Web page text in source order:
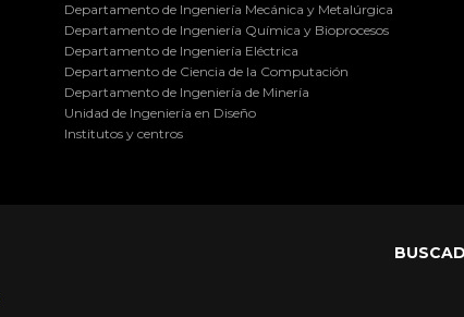
Departamento de Ingeniería Mecánica y Metalúrgica
Departamento de Ingeniería Química y Bioprocesos
Departamento de Ingeniería Eléctrica
Departamento de Ciencia de la Computación
Departamento de Ingeniería de Minería
Unidad de Ingeniería en Diseño
Institutos y centros